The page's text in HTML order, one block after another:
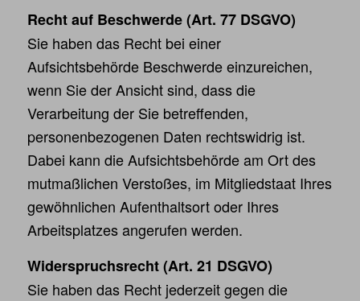
Recht auf Beschwerde (Art. 77 DSGVO)
Sie haben das Recht bei einer
Aufsichtsbehörde Beschwerde einzureichen,
wenn Sie der Ansicht sind, dass die
Verarbeitung der Sie betreffenden,
personenbezogenen Daten rechtswidrig ist.
Dabei kann die Aufsichtsbehörde am Ort des
mutmaßlichen Verstoßes, im Mitgliedstaat Ihres
gewöhnlichen Aufenthaltsort oder Ihres
Arbeitsplatzes angerufen werden.
Widerspruchsrecht (Art. 21 DSGVO)
Sie haben das Recht jederzeit gegen die